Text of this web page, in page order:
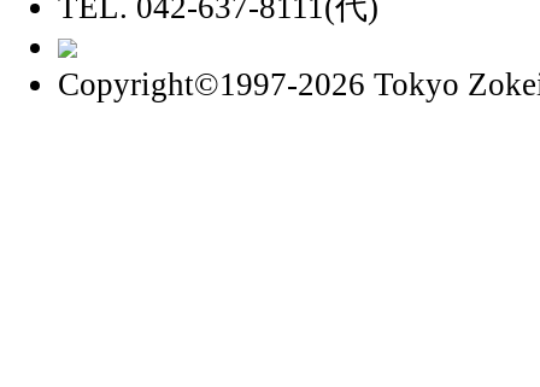
Copyright©1997-2026 Tokyo